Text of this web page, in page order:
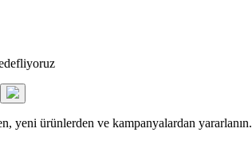
yeni ürünlerden ve kampanyalardan yararlanın.